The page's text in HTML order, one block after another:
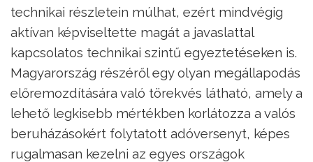
technikai részletein múlhat, ezért mindvégig
aktívan képviseltette magát a javaslattal
kapcsolatos technikai szintű egyeztetéseken is.
Magyarország részéről egy olyan megállapodás
előremozdítására való törekvés látható, amely a
lehető legkisebb mértékben korlátozza a valós
beruházásokért folytatott adóversenyt, képes
rugalmasan kezelni az egyes országok